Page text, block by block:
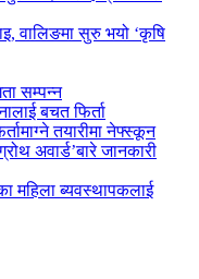
वालिङमा सुरु भयो ‘कृषि
सम्पन्न
बचत फिर्ता
तयारीमा नेफ्स्कून
अवार्ड’बारे जानकारी
महिला ब्यवस्थापकलाई